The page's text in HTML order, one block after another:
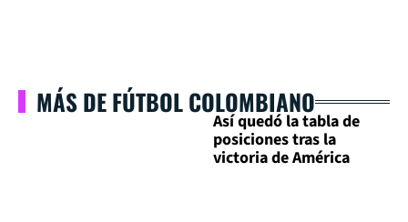
MÁS DE FÚTBOL COLOMBIANO
Así quedó la tabla de
posiciones tras la
victoria de América